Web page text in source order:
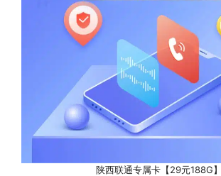
陕西联通专属卡【29元188G】